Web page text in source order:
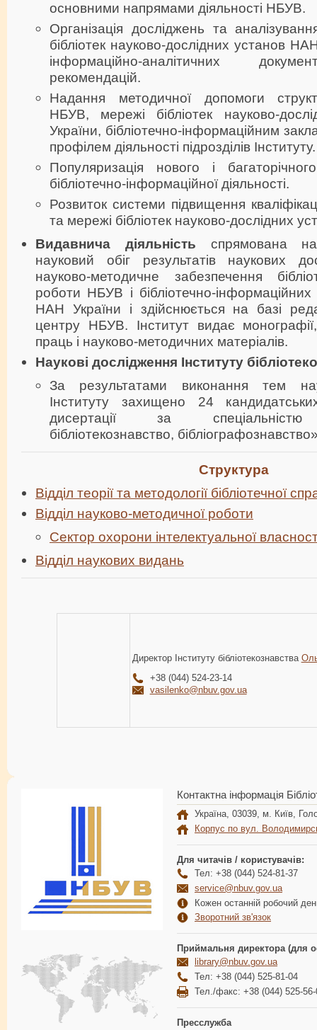
основними напрямами діяльності НБУВ.
Організація досліджень та
бібліотек науково-дослідних установ
інформаційно-аналітичних
рекомендацій.
Надання методичної допомоги
НБУВ, мережі бібліотек науково-
України, бібліотечно-інформаційним
профілем діяльності підрозділів Інституту.
Популяризація нового і
бібліотечно-інформаційної діяльності.
Розвиток системи підвищення
та мережі бібліотек науково-дослідних
Видавнича діяльність спрямована
науковий обіг результатів наукових
науково-методичне забезпечення
роботи НБУВ і бібліотечно-інформаційних
НАН України і здійснюється на базі
центру НБУВ. Інститут видає
праць і науково-методичних матеріалів.
Наукові дослідження Інституту
За результатами виконання тем
Інституту захищено 24
дисертації за спеціальністю
бібліотекознавство,
Структура
Відділ теорії та методології бібліотечної
Відділ науково-методичної роботи
Сектор охорони інтелектуальної
Відділ наукових видань
Директор Інституту бібліотекознавства
+38 (044) 524-23-14
vasilenko@nbuv.gov.ua
Контактна інформація
Україна, 03039, м. Київ,
Корпус по вул.
Для читачів / користувачів:
Тел: +38 (044) 524-81-37
service@nbuv.gov.ua
Кожен останній робочий
Зворотний зв'язок
Приймальня директора (для
library@nbuv.gov.ua
Тел: +38 (044) 525-81-04
Тел./факс: +38 (044) 525-56-
Пресслужба